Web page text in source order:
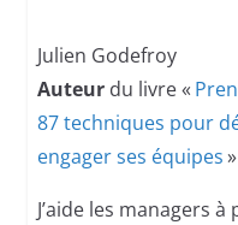
Julien Godefroy
Auteurdu livre «
87 techniques pour
engager ses équipes
J’aide les managers